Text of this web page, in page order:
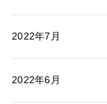
2022年7月
2022年6月